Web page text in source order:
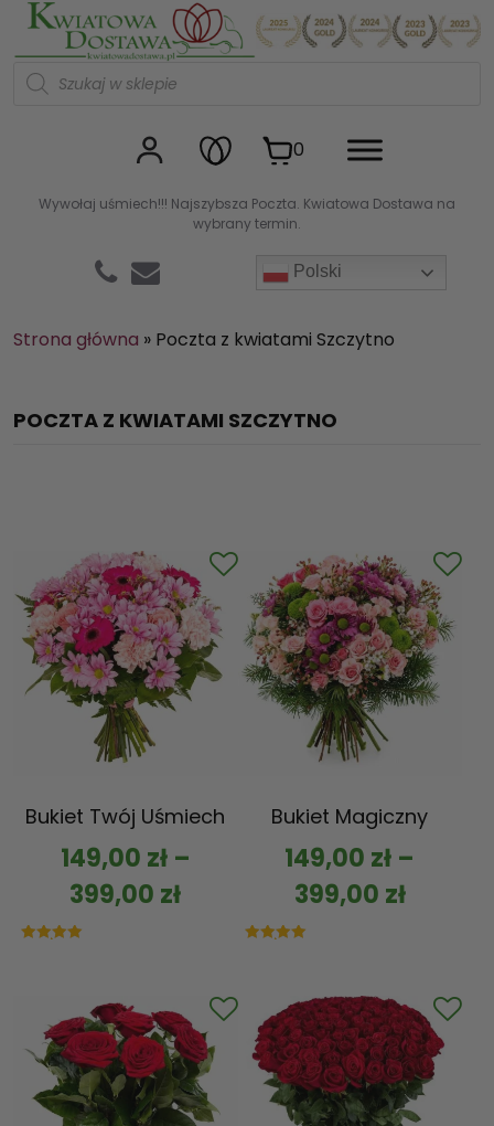
Wywołaj uśmiech!!! Najszybsza Poczta. Kwiatowa Dostawa na
wybrany termin.
Polski
Kwiaciarnia internetowa
W
d
u
w
0
Strona główna » Poczta z kwiatami Szczytno
POCZTA Z KWIATAMI SZCZYTNO
Bukiet Twój Uśmiech
149,00 zł–
399,00 zł
Bukiet Magiczny
149,00 zł –
399,00 zł